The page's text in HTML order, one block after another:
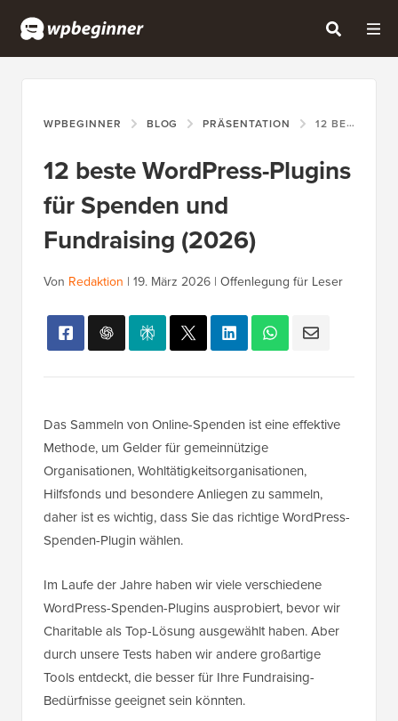
WPBEGINNER BLOG PRÄSENTATION 12 BESTE WORDPRESS-PLUGINS FÜR SPENDEN UND FUNDRAISING (2026)
12 beste WordPress-Plugins
für Spenden und
Fundraising (2026)
Von Redaktion | 19. März 2026 | Offenlegung für Leser
Das Sammeln von Online-Spenden ist eine effektive
Methode, um Gelder für gemeinnützige
Organisationen, Wohltätigkeitsorganisationen,
Hilfsfonds und besondere Anliegen zu sammeln,
daher ist es wichtig, dass Sie das richtige WordPress-
Spenden-Plugin wählen.
Im Laufe der Jahre haben wir viele verschiedene
WordPress-Spenden-Plugins ausprobiert, bevor wir
Charitable als Top-Lösung ausgewählt haben. Aber
durch unsere Tests haben wir andere großartige
Tools entdeckt, die besser für Ihre Fundraising-
Bedürfnisse geeignet sein könnten.